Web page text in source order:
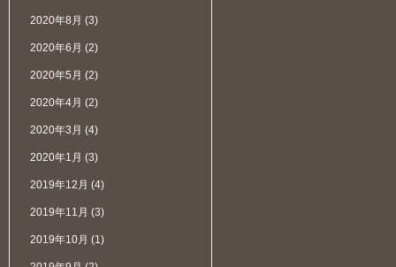
2020年8月 (3)
2020年6月 (2)
2020年5月 (2)
2020年4月 (2)
2020年3月 (4)
2020年1月 (3)
2019年12月 (4)
2019年11月 (3)
2019年10月 (1)